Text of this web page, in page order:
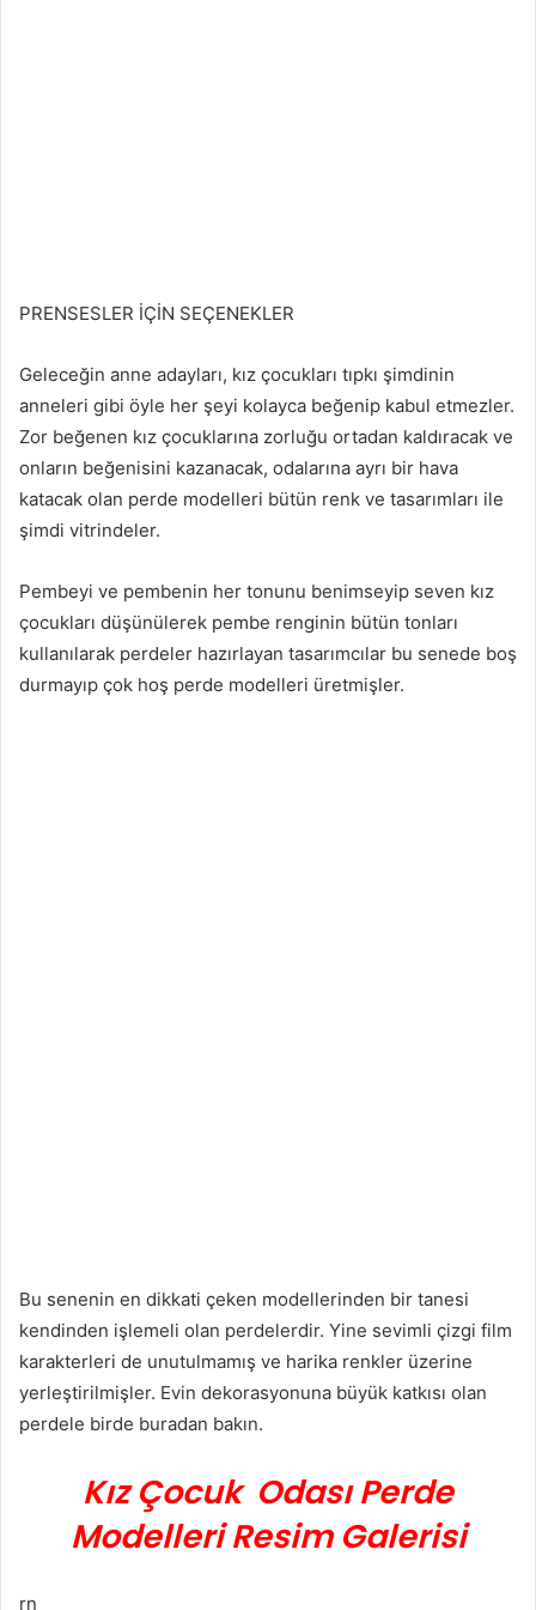
PRENSESLER İÇİN SEÇENEKLER
Geleceğin anne adayları, kız çocukları tıpkı şimdinin
anneleri gibi öyle her şeyi kolayca beğenip kabul etmezler.
Zor beğenen kız çocuklarına zorluğu ortadan kaldıracak ve
onların beğenisini kazanacak, odalarına ayrı bir hava
katacak olan perde modelleri bütün renk ve tasarımları ile
şimdi vitrindeler.
Pembeyi ve pembenin her tonunu benimseyip seven kız
çocukları düşünülerek pembe renginin bütün tonları
kullanılarak perdeler hazırlayan tasarımcılar bu senede boş
durmayıp çok hoş perde modelleri üretmişler.
Bu senenin en dikkati çeken modellerinden bir tanesi
kendinden işlemeli olan perdelerdir. Yine sevimli çizgi film
karakterleri de unutulmamış ve harika renkler üzerine
yerleştirilmişler. Evin dekorasyonuna büyük katkısı olan
perdele birde buradan bakın.
Kız Çocuk Odası Perde
Modelleri Resim Galerisi
rn